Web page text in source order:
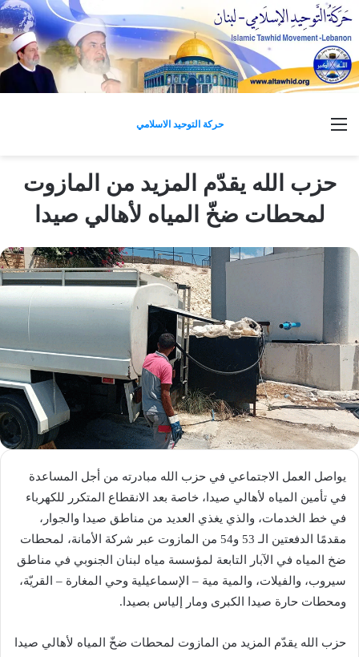
حركة التوحيد الاسلامي القائمة
حزب الله يقدّم المزيد من المازوت
لمحطات ضخّ المياه لأهالي صيدا
يواصل العمل الاجتماعي في حزب الله مبادرته من أجل المساعدة
في تأمين المياه لأهالي صيدا، خاصة بعد الانقطاع المتكرر للكهرباء
في خط الخدمات، والذي يغذي العديد من مناطق صيدا والجوار،
مقدمًا الدفعتين الـ 53 و54 من المازوت عبر شركة الأمانة، لمحطات
ضخ المياه في الآبار التابعة لمؤسسة مياه لبنان الجنوبي في مناطق
سيروب، والفيلات، والمية مية – الإسماعيلية وحي المغارة – القريّة،
ومحطات حارة صيدا الكبرى ومار إلياس بصيدا.
حزب الله يقدّم المزيد من المازوت لمحطات ضخّ المياه لأهالي صيدا